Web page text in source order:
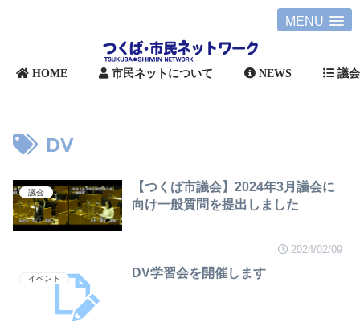
MENU
HOME 市民ネットについて NEWS 議会
DV
議会
【つくば市議会】2024年3月議会に
向け一般質問を提出しました
2024/02/09
イベント DV学習会を開催します